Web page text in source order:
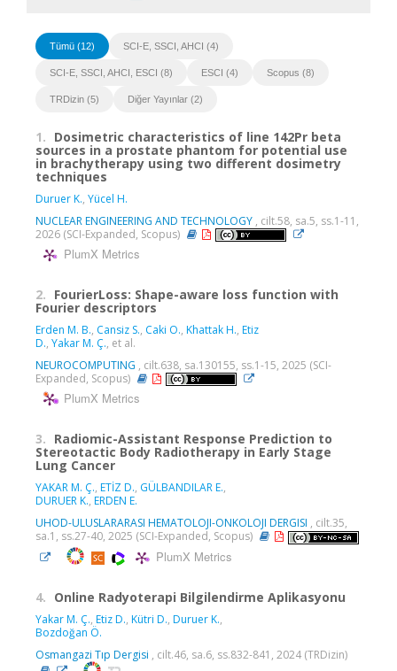
Tümü (12) SCI-E, SSCI, AHCI (4)
SCI-E, SSCI, AHCI, ESCI (8) ESCI (4) Scopus (8)
TRDizin (5) Diğer Yayınlar (2)
1. Dosimetric characteristics of line 142Pr beta
sources in a prostate phantom for potential use
in brachytherapy using two different dosimetry
techniques
Duruer K., Yücel H.
NUCLEAR ENGINEERING AND TECHNOLOGY , cilt.58, sa.5, ss.1-11,
2026 (SCI-Expanded, Scopus)
PlumX Metrics
2. FourierLoss: Shape-aware loss function with
Fourier descriptors
Erden M. B., Cansiz S., Caki O., Khattak H., Etiz
D., Yakar M. Ç., et al.
NEUROCOMPUTING , cilt.638, sa.130155, ss.1-15, 2025 (SCI-
Expanded, Scopus)
PlumX Metrics
3. Radiomic-Assistant Response Prediction to
Stereotactic Body Radiotherapy in Early Stage
Lung Cancer
YAKAR M. Ç., ETİZ D., GÜLBANDILAR E.,
DURUER K., ERDEN E.
UHOD-ULUSLARARASI HEMATOLOJI-ONKOLOJI DERGISI , cilt.35,
sa.1, ss.27-40, 2025 (SCI-Expanded, Scopus)
PlumX Metrics
4. Online Radyoterapi Bilgilendirme Aplikasyonu
Yakar M. Ç., Etiz D., Kütri D., Duruer K.,
Bozdoğan Ö.
Osmangazi Tıp Dergisi , cilt.46, sa.6, ss.832-841, 2024 (TRDizin)